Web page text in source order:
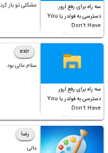
سه راه برای رفع ارور
دسترسی به فولدر یا You
Don’t Have
Permission to
Access this folder
مشکلی تو باز
سه راه برای رفع ارور
دسترسی به فولدر یا You
Don’t Have
Permission to
Access this folder
exir
سلام عالی بود.
رضا
عالی